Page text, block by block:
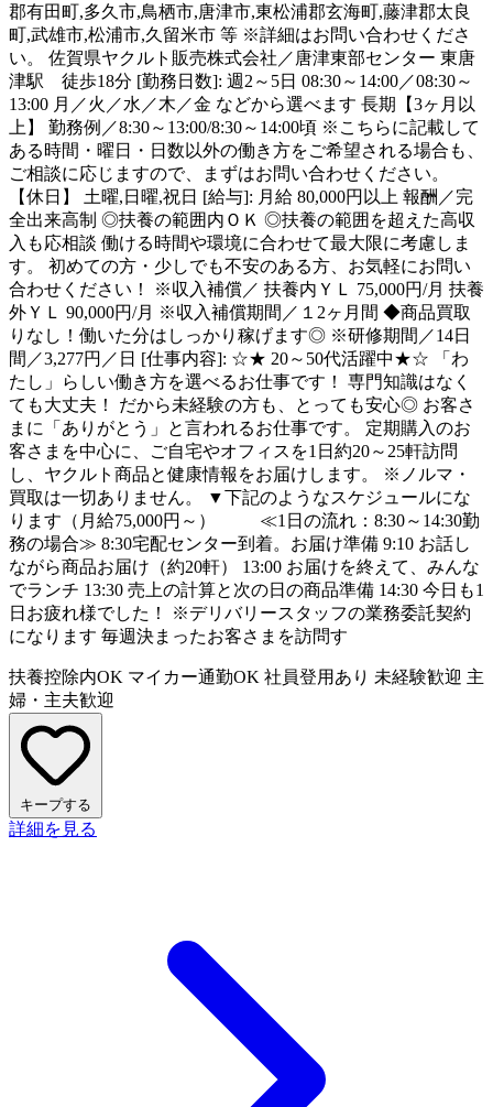
郡有田町,多久市,鳥栖市,唐津市,東松浦郡玄海町,藤津郡太良
町,武雄市,松浦市,久留米市 等 ※詳細はお問い合わせくださ
い。 佐賀県ヤクルト販売株式会社／唐津東部センター 東唐
津駅 徒歩18分 [勤務日数]: 週2～5日 08:30～14:00／08:30～
13:00 月／火／水／木／金 などから選べます 長期【3ヶ月以
上】 勤務例／8:30～13:00/8:30～14:00頃 ※こちらに記載して
ある時間・曜日・日数以外の働き方をご希望される場合も、
ご相談に応じますので、まずはお問い合わせください。
【休日】 土曜,日曜,祝日 [給与]: 月給 80,000円以上 報酬／完
全出来高制 ◎扶養の範囲内ＯＫ ◎扶養の範囲を超えた高収
入も応相談 働ける時間や環境に合わせて最大限に考慮しま
す。 初めての方・少しでも不安のある方、お気軽にお問い
合わせください！ ※収入補償／ 扶養内ＹＬ 75,000円/月 扶養
外ＹＬ 90,000円/月 ※収入補償期間／１2ヶ月間 ◆商品買取
りなし！働いた分はしっかり稼げます◎ ※研修期間／14日
間／3,277円／日 [仕事内容]: ☆★ 20～50代活躍中★☆ 「わ
たし」らしい働き方を選べるお仕事です！ 専門知識はなく
ても大丈夫！ だから未経験の方も、とっても安心◎ お客さ
まに「ありがとう」と言われるお仕事です。 定期購入のお
客さまを中心に、ご自宅やオフィスを1日約20～25軒訪問
し、ヤクルト商品と健康情報をお届けします。 ※ノルマ・
買取は一切ありません。 ▼下記のようなスケジュールにな
ります（月給75,000円～） ≪1日の流れ：8:30～14:30勤
務の場合≫ 8:30宅配センター到着。お届け準備 9:10 お話し
ながら商品お届け（約20軒） 13:00 お届けを終えて、みんな
でランチ 13:30 売上の計算と次の日の商品準備 14:30 今日も1
日お疲れ様でした！ ※デリバリースタッフの業務委託契約
になります 毎週決まったお客さまを訪問す
扶養控除内OK マイカー通勤OK 社員登用あり 未経験歓迎 主
婦・主夫歓迎
キープする
詳細を見る